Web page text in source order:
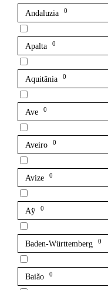
Andaluzia 0
Apalta 0
Aquitânia 0
Ave 0
Aveiro 0
Avize 0
Aÿ 0
Baden-Württemberg 0
Baião 0